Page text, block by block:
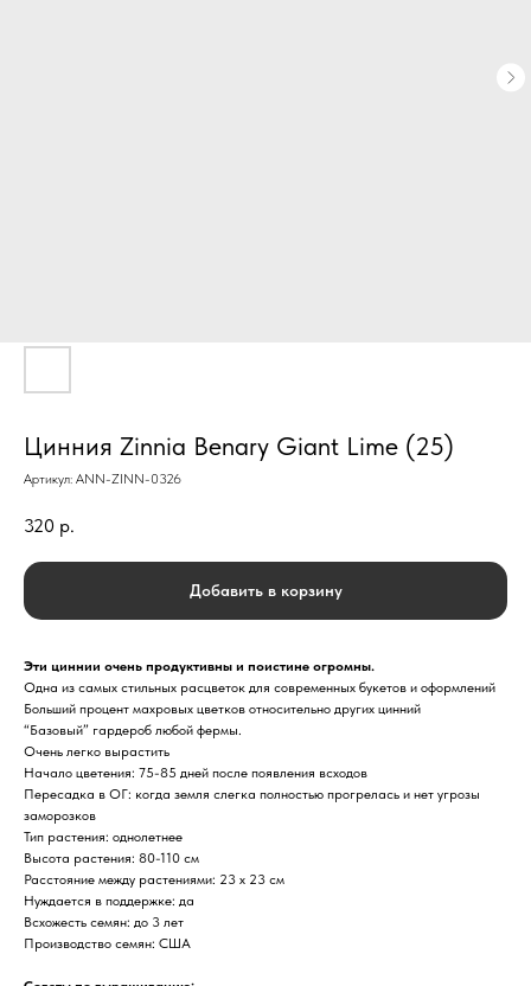
Цинния Zinnia Benary Giant Lime (25)
Артикул: ANN-ZINN-0326
320 р.
Добавить в корзину
Эти циннии очень продуктивны и поистине огромны.
Одна из самых стильных расцветок для современных букетов и оформлений
Больший процент махровых цветков относительно других цинний
“Базовый” гардероб любой фермы.
Очень легко вырастить
Начало цветения: 75-85 дней после появления всходов
Пересадка в ОГ: когда земля слегка полностью прогрелась и нет угрозы
заморозков
Тип растения: однолетнее
Высота растения: 80-110 см
Расстояние между растениями: 23 х 23 см
Нуждается в поддержке: да
Всхожесть семян: до 3 лет
Производство семян: США